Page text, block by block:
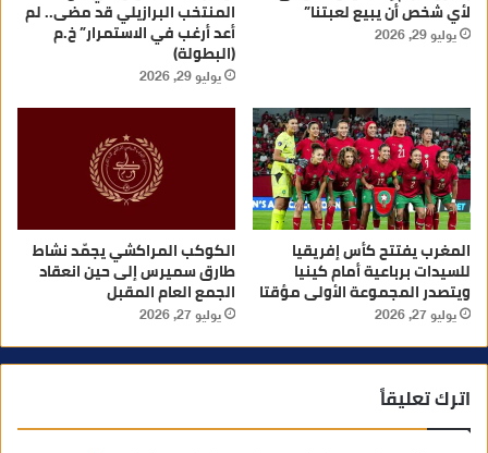
لأي شخص أن يبيع لعبتنا”
يوليو 29, 2026
المنتخب البرازيلي قد مضى.. لم
أعد أرغب في الاستمرار” خ.م
(البطولة)
يوليو 29, 2026
المغرب يفتتح كأس إفريقيا
للسيدات برباعية أمام كينيا
ويتصدر المجموعة الأولى مؤقتا
يوليو 27, 2026
الكوكب المراكشي يجمّد نشاط
طارق سميرس إلى حين انعقاد
الجمع العام المقبل
يوليو 27, 2026
اترك تعليقاً